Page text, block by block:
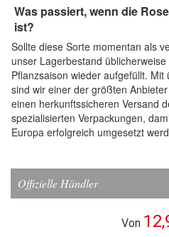
Was passiert, wenn die
ist?
Sollte diese Sorte momentan als
unser Lagerbestand
Pflanzsaison wieder aufgefüllt.
sind wir einer der größten
einen herkunftssicheren Versand
spezialisierten Verpackungen,
Europa erfolgreich umgesetzt
Offizielle Händler
Von